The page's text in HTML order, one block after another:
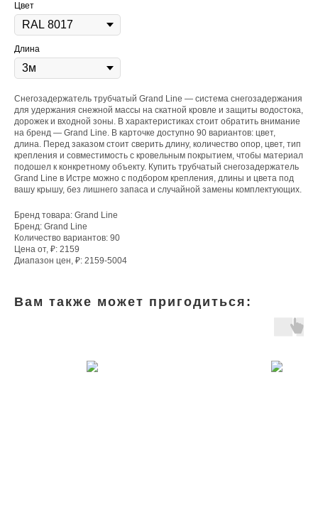
Цвет
Длина
Снегозадержатель трубчатый Grand Line — система снегозадержания
для удержания снежной массы на скатной кровле и защиты водостока,
дорожек и входной зоны. В характеристиках стоит обратить внимание
на бренд — Grand Line. В карточке доступно 90 вариантов: цвет,
длина. Перед заказом стоит сверить длину, количество опор, цвет, тип
крепления и совместимость с кровельным покрытием, чтобы материал
подошел к конкретному объекту. Купить трубчатый снегозадержатель
Grand Line в Истре можно с подбором крепления, длины и цвета под
вашу крышу, без лишнего запаса и случайной замены комплектующих.
Бренд товара: Grand Line
Бренд: Grand Line
Количество вариантов: 90
Цена от, ₽: 2159
Диапазон цен, ₽: 2159-5004
Вам также может пригодиться: